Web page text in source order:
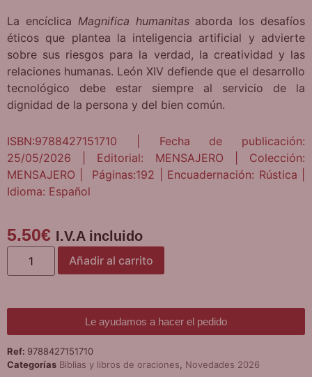
La encíclica Magnifica humanitasaborda los desafíos
éticos que plantea la inteligencia artificial y advierte
sobre sus riesgos para la verdad, la creatividad y las
relaciones humanas. León XIV defiende que el desarrollo
tecnológico debe estar siempre al servicio de la
dignidad de la persona y del bien común.
ISBN:9788427151710 | Fecha de publicación:
25/05/2026 | Editorial: MENSAJERO | Colección:
MENSAJERO | Páginas:192 | Encuadernación: Rústica |
Idioma: Español
5.50€ I.V.A incluido
Añadir al carrito
Le ayudamos a hacer el pedido
Ref: 9788427151710
Categorías Biblias y libros de oraciones Novedades 2026